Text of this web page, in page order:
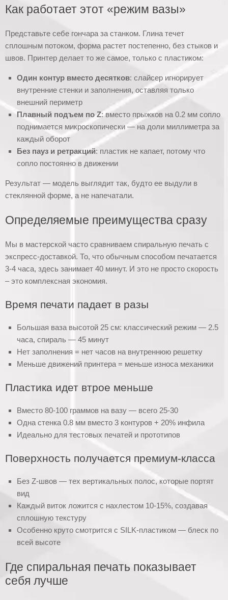
Как работает этот «режим вазы»
Представьте себе гончара за станком. Глина течет
сплошным потоком, форма растет постепенно, без стыков и
швов. Принтер делает то же самое, только с пластиком:
Один контур вместо десятков: слайсер игнорирует
внутренние стенки и заполнения, оставляя только
внешний периметр
Плавный подъем по Z: вместо прыжков на 0.2 мм сопло
поднимается микроскопически — на доли миллиметра за
каждый оборот
Без пауз и ретракций: пластик не капает, потому что
сопло постоянно в движении
Результат — модель выглядит так, будто ее выдули в
стеклянной форме, а не напечатали.
Определяемые преимущества сразу
Мы в мастерской часто сравниваем спиральную печать с
экспресс-доставкой. То, что обычным способом печатается
3-4 часа, здесь занимает 40 минут. И это не просто скорость
– это комплексная экономия.
Время печати падает в разы
Большая ваза высотой 25 см: классический режим — 2.5
часа, спираль — 45 минут
Нет заполнения = нет часов на внутреннюю решетку
Меньше движений принтера = меньше износа механики
Пластика идет втрое меньше
Вместо 80-100 граммов на вазу — всего 25-30
Одна стенка 0.8 мм вместо 3 контуров + 20% инфила
Идеально для тестовых печатей и прототипов
Поверхность получается премиум-класса
Без Z-швов — тех вертикальных полос, которые портят
вид
Каждый виток ложится с нахлестом 10-15%, создавая
сплошную текстуру
Особенно круто смотрится с SILK-пластиком — блеск по
всей высоте
Где спиральная печать показывает
себя лучше